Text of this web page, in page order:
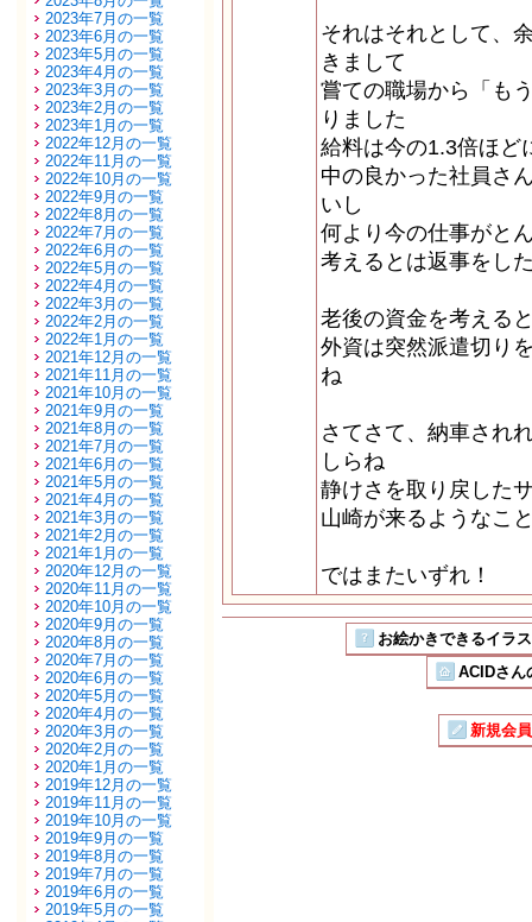
2023年7月の一覧
2023年6月の一覧
2023年5月の一覧
2023年4月の一覧
2023年3月の一覧
2023年2月の一覧
2023年1月の一覧
2022年12月の一覧
2022年11月の一覧
2022年10月の一覧
2022年9月の一覧
2022年8月の一覧
2022年7月の一覧
2022年6月の一覧
2022年5月の一覧
2022年4月の一覧
2022年3月の一覧
2022年2月の一覧
2022年1月の一覧
2021年12月の一覧
2021年11月の一覧
2021年10月の一覧
2021年9月の一覧
2021年8月の一覧
2021年7月の一覧
2021年6月の一覧
2021年5月の一覧
2021年4月の一覧
2021年3月の一覧
2021年2月の一覧
2021年1月の一覧
2020年12月の一覧
2020年11月の一覧
2020年10月の一覧
2020年9月の一覧
2020年8月の一覧
2020年7月の一覧
2020年6月の一覧
2020年5月の一覧
2020年4月の一覧
2020年3月の一覧
2020年2月の一覧
2020年1月の一覧
2019年12月の一覧
2019年11月の一覧
2019年10月の一覧
2019年9月の一覧
2019年8月の一覧
2019年7月の一覧
2019年6月の一覧
2019年5月の一覧
それはそれとして、
きまして
嘗ての職場から「も
りました
給料は今の1.3倍ほど
中の良かった社員さ
いし
何より今の仕事がと
考えるとは返事をし
老後の資金を考える
外資は突然派遣切り
ね
さてさて、納車され
しらね
静けさを取り戻した
山崎が来るようなこ
ではまたいずれ！
お絵かきできるイラ
ACIDさん
新規会